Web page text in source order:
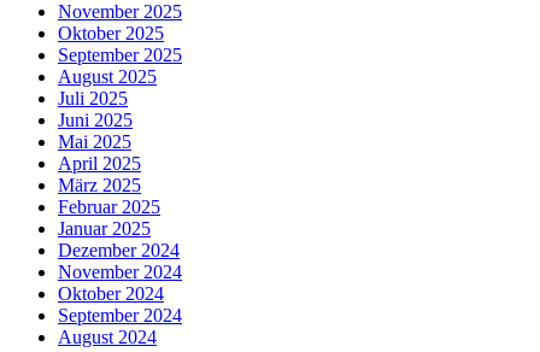
November 2025
Oktober 2025
September 2025
August 2025
Juli 2025
Juni 2025
Mai 2025
April 2025
März 2025
Februar 2025
Januar 2025
Dezember 2024
November 2024
Oktober 2024
September 2024
August 2024